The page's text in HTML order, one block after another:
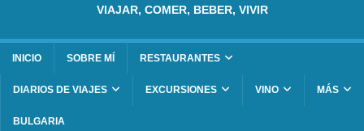
VIAJAR, COMER, BEBER, VIVIR
INICIO SOBRE MÍ RESTAURANTES
DIARIOS DE VIAJES EXCURSIONES VINO MÁS
BULGARIA